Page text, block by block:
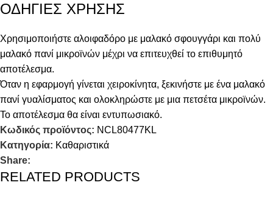
ΟΔΗΓΙΕΣ ΧΡΗΣΗΣ
Χρησιμοποιήστε αλοιφαδόρο με μαλακό σφουγγάρι και πολύ
μαλακό πανί μικροϊνών μέχρι να επιτευχθεί το επιθυμητό
αποτέλεσμα.
Όταν η εφαρμογή γίνεται χειροκίνητα, ξεκινήστε με ένα μαλακό
πανί γυαλίσματος και ολοκληρώστε με μια πετσέτα μικροϊνών.
Το αποτέλεσμα θα είναι εντυπωσιακό.
Κωδικός προϊόντος: NCL80477KL
Κατηγορία: Καθαριστικά
Share:
RELATED PRODUCTS